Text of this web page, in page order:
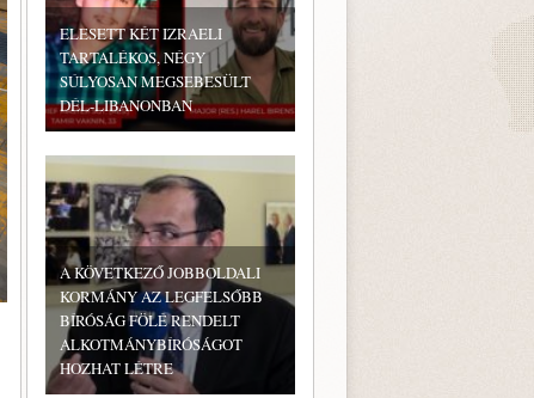
ELESETT KÉT IZRAELI
TARTALÉKOS, NÉGY
SÚLYOSAN MEGSEBESÜLT
DÉL-LIBANONBAN
A KÖVETKEZŐ JOBBOLDALI
KORMÁNY AZ LEGFELSŐBB
BÍRÓSÁG FÖLÉ RENDELT
ALKOTMÁNYBÍRÓSÁGOT
HOZHAT LÉTRE